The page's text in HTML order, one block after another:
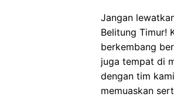
Jangan
Belitung Timur!
berkembang
juga tempat di
dengan tim
memuaskan